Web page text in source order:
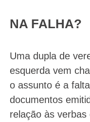
NA FALHA?
Uma dupla de
esquerda vem
o assunto é a
documentos
relação às